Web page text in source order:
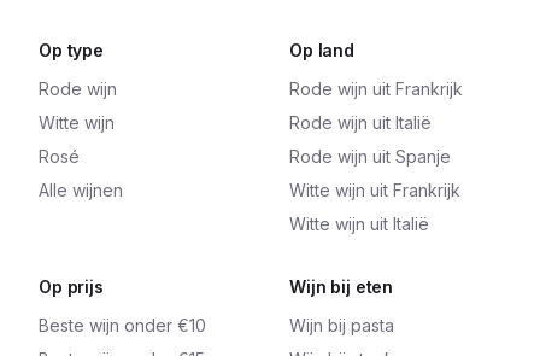
Op type
Rode wijn
Witte wijn
Rosé
Alle wijnen
Op land
Rode wijn uit Frankrijk
Rode wijn uit Italië
Rode wijn uit Spanje
Witte wijn uit Frankrijk
Witte wijn uit Italië
Op prijs
Beste wijn onder €10
Wijn bij eten
Wijn bij pasta